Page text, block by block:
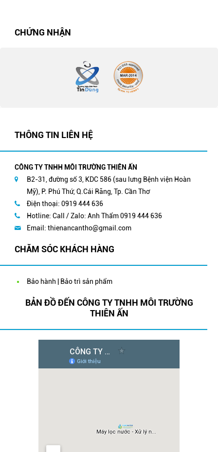
CHỨNG NHẬN
THÔNG TIN LIÊN HỆ
CÔNG TY TNHH MÔI TRƯỜNG THIÊN ẤN
B2-31, đường số 3, KDC 586 (sau lưng Bệnh viện Hoàn
Mỹ), P. Phú Thứ, Q.Cái Răng, Tp. Cần Thơ
Điện thoại: 0919 444 636
Hotline: Call / Zalo: Anh Thẩm 0919 444 636
Email: thienancantho@gmail.com
CHĂM SÓC KHÁCH HÀNG
Bảo hành | Bảo trì sản phẩm
BẢN ĐỒ ĐẾN CÔNG TY TNHH MÔI TRƯỜNG
THIÊN ẤN